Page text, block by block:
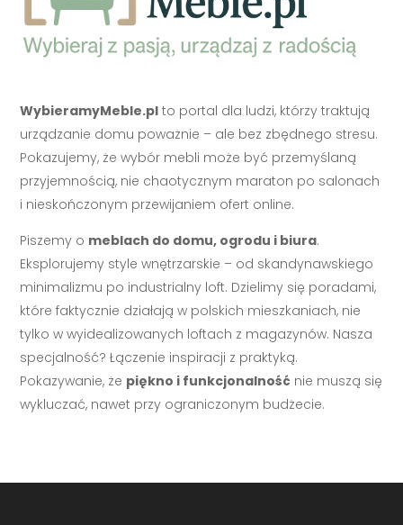
WybieramyMeble.pl to portal dla ludzi, którzy traktują
urządzanie domu poważnie – ale bez zbędnego stresu.
Pokazujemy, że wybór mebli może być przemyślaną
przyjemnością, nie chaotycznym maraton po salonach
i nieskończonym przewijaniem ofert online.
Piszemy o meblach do domu, ogrodu i biura.
Eksplorujemy style wnętrzarskie – od skandynawskiego
minimalizmu po industrialny loft. Dzielimy się poradami,
które faktycznie działają w polskich mieszkaniach, nie
tylko w wyidealizowanych loftach z magazynów. Nasza
specjalność? Łączenie inspiracji z praktyką.
Pokazywanie, że piękno i funkcjonalność nie muszą się
wykluczać, nawet przy ograniczonym budżecie.